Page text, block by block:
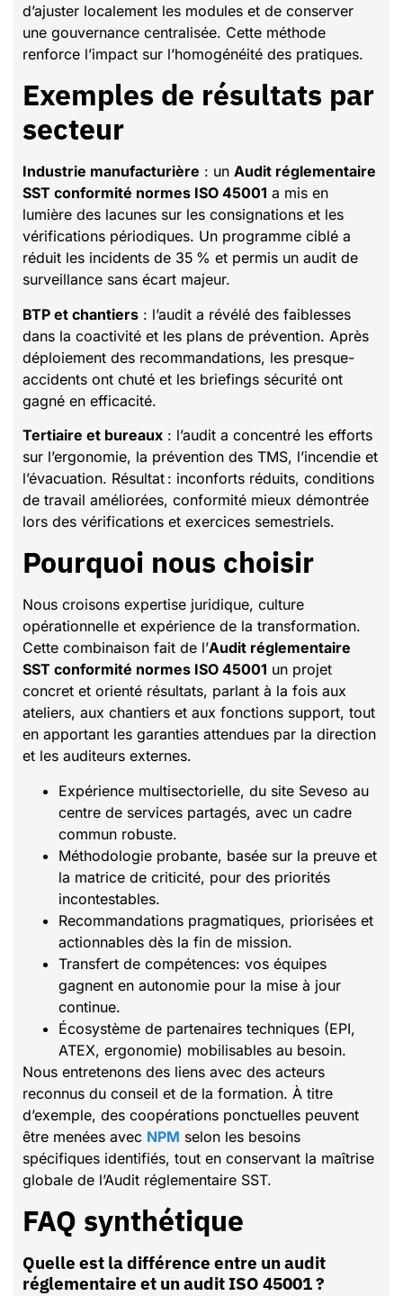
d’ajuster localement les modules et de conserver
une gouvernance centralisée. Cette méthode
renforce l’impact sur l’homogénéité des pratiques.
Exemples de résultats par
secteur
Industrie manufacturière : un Audit réglementaire
SST conformité normes ISO 45001 a mis en
lumière des lacunes sur les consignations et les
vérifications périodiques. Un programme ciblé a
réduit les incidents de 35 % et permis un audit de
surveillance sans écart majeur.
BTP et chantiers : l’audit a révélé des faiblesses
dans la coactivité et les plans de prévention. Après
déploiement des recommandations, les presque-
accidents ont chuté et les briefings sécurité ont
gagné en efficacité.
Tertiaire et bureaux : l’audit a concentré les efforts
sur l’ergonomie, la prévention des TMS, l’incendie et
l’évacuation. Résultat : inconforts réduits, conditions
de travail améliorées, conformité mieux démontrée
lors des vérifications et exercices semestriels.
Pourquoi nous choisir
Nous croisons expertise juridique, culture
opérationnelle et expérience de la transformation.
Cette combinaison fait de l’Audit réglementaire
SST conformité normes ISO 45001 un projet
concret et orienté résultats, parlant à la fois aux
ateliers, aux chantiers et aux fonctions support, tout
en apportant les garanties attendues par la direction
et les auditeurs externes.
Expérience multisectorielle, du site Seveso au
centre de services partagés, avec un cadre
commun robuste.
Méthodologie probante, basée sur la preuve et
la matrice de criticité, pour des priorités
incontestables.
Recommandations pragmatiques, priorisées et
actionnables dès la fin de mission.
Transfert de compétences: vos équipes
gagnent en autonomie pour la mise à jour
continue.
Écosystème de partenaires techniques (EPI,
ATEX, ergonomie) mobilisables au besoin.
Nous entretenons des liens avec des acteurs
reconnus du conseil et de la formation. À titre
d’exemple, des coopérations ponctuelles peuvent
être menées avec NPM selon les besoins
spécifiques identifiés, tout en conservant la maîtrise
globale de l’Audit réglementaire SST.
FAQ synthétique
Quelle est la différence entre un audit
réglementaire et un audit ISO 45001 ?